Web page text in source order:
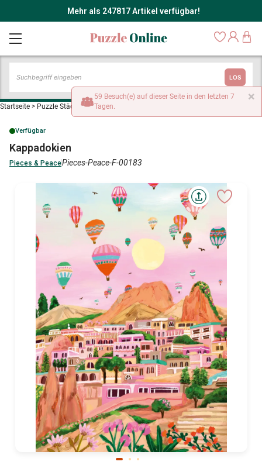
Mehr als 247817 Artikel verfügbar!
LOS
Startseite > Puzzle Städte und Dörfer
Verfügbar
Kappadokien
Pieces & PeacePieces-Peace-F-00183
×
59 Besuch(e) auf dieser Seite in den letzten 7
Tagen.